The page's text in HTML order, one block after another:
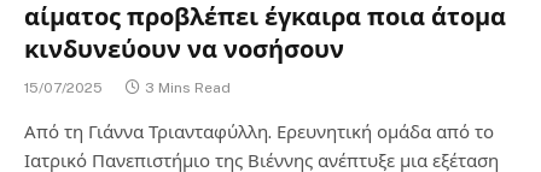
αίματος προβλέπει έγκαιρα ποια άτομα
κινδυνεύουν να νοσήσουν
15/07/2025 3 Mins Read
Από τη Γιάννα Τριανταφύλλη. Ερευνητική ομάδα από το
Ιατρικό Πανεπιστήμιο της Βιέννης ανέπτυξε μια εξέταση